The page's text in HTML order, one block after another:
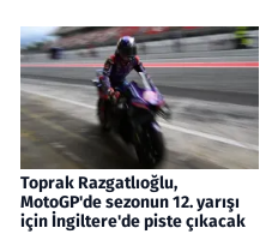
Toprak Razgatlıoğlu,
MotoGP'de sezonun 12. yarışı
için İngiltere'de piste çıkacak